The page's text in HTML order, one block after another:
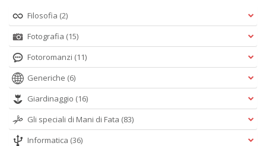
Filosofia (2)
Fotografia (15)
Fotoromanzi (11)
Generiche (6)
Giardinaggio (16)
Gli speciali di Mani di Fata (83)
Informatica (36)